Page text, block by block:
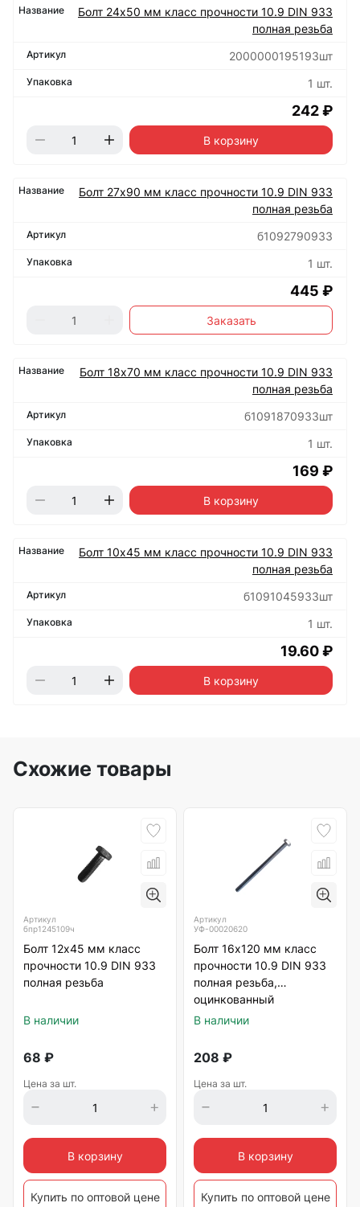
Болт 24х50 мм класс прочности 10.9 DIN 933
полная резьба
2000000195193шт
1 шт.
242 ₽
В корзину
Болт 27х90 мм класс прочности 10.9 DIN 933
полная резьба
б1092790933
1 шт.
445 ₽
Заказать
Болт 18х70 мм класс прочности 10.9 DIN 933
полная резьба
б1091870933шт
1 шт.
169 ₽
В корзину
Болт 10х45 мм класс прочности 10.9 DIN 933
полная резьба
б1091045933шт
1 шт.
19.60 ₽
В корзину
Схожие товары
Артикул
бпр1245109ч
Болт 12х45 мм класс
прочности 10.9 DIN 933
полная резьба
В наличии
68 ₽
Цена за шт.
В корзину
Купить по оптовой цене
Артикул
УФ-00020620
Болт 16х120 мм класс
прочности 10.9 DIN 933
полная резьба,
оцинкованный
В наличии
208 ₽
Цена за шт.
В корзину
Купить по оптовой цене